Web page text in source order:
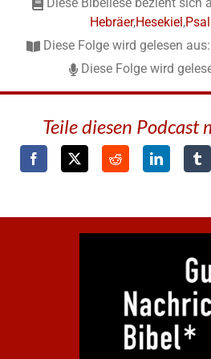
Diese Bibellese bezieht sich
Hebräer,Hesekiel ,
Diese Folge wird gelesen aus:
Diese Folge wird
Teile diesen Podcast